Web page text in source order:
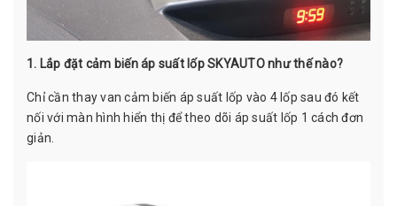
1. Lắp đặt cảm biến áp suất lốp SKYAUTO như thế nào?
Chỉ cần thay van cảm biến áp suất lốp vào 4 lốp sau đó kết
nối với màn hình hiển thị để theo dõi áp suất lốp 1 cách đơn
giản.